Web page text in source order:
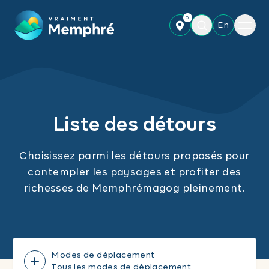
0
En
Menu
Liste des détours
Choisissez parmi les détours proposés pour
contempler les paysages et profiter des
richesses de Memphrémagog pleinement.
Modes de déplacement
Tous les modes de déplacement